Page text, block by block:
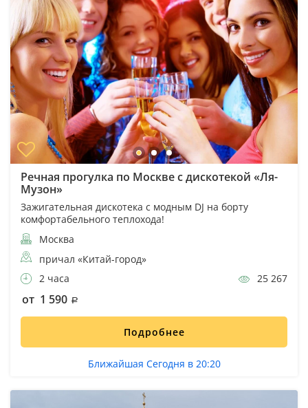
Речная прогулка по Москве с дискотекой «Ля-
Музон»
Зажигательная дискотека с модным DJ на борту
комфортабельного теплохода!
Москва
причал «Китай-город»
2 часа
25 267
от 1 590
Подробнее
Ближайшая Сегодня в 20:20